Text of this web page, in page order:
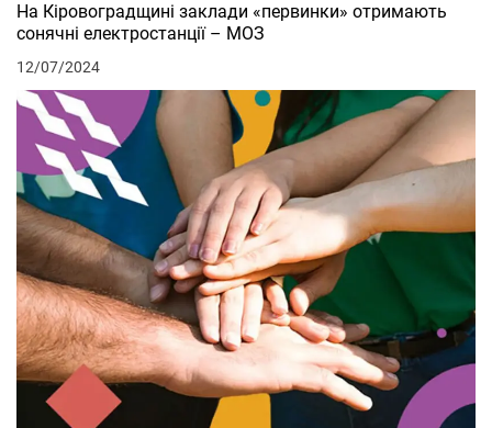
На Кіровоградщині заклади «первинки» отримають
сонячні електростанції – МОЗ
12/07/2024